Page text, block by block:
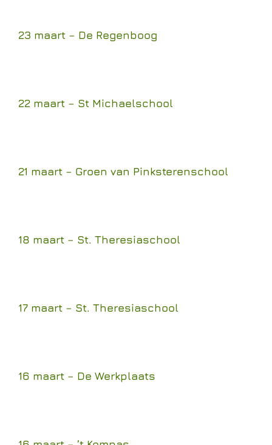
23 maart – De Regenboog
22 maart – St Michaelschool
21 maart – Groen van Pinksterenschool
18 maart – St. Theresiaschool
17 maart – St. Theresiaschool
16 maart – De Werkplaats